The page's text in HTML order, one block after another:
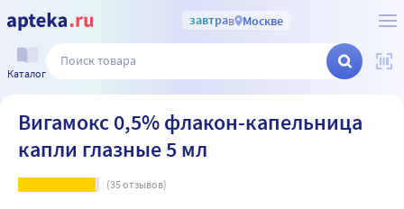
завтрав Москве
Каталог
Вигамокс 0,5% флакон-капельница
капли глазные 5 мл
(35отзывов)